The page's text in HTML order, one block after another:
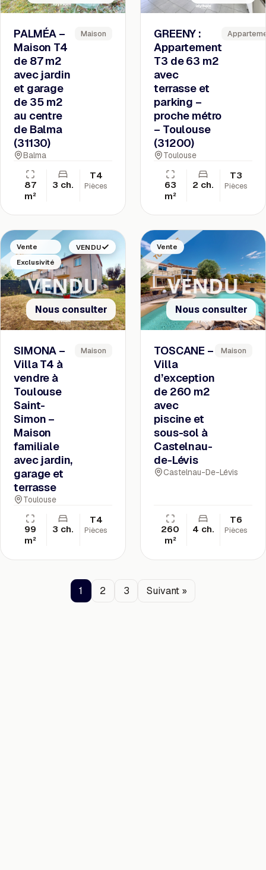
PALMÉA –
Maison T4
de 87 m2
avec jardin
et garage
de 35 m2
au centre
de Balma
(31130)
Maison
Balma
87
m²
3 ch.
T4
Pièces
GREENY :
Appartement
T3 de 63 m2
avec
terrasse et
parking –
proche métro
– Toulouse
(31200)
Toulouse
63
m²
2 ch.
T3
Pièces
Vente
Exclusivité
VENDU
Nous consulter
SIMONA –
Villa T4 à
vendre à
Toulouse
Saint-
Simon –
Maison
familiale
avec jardin,
garage et
terrasse
Maison
Toulouse
99
m²
3 ch.
T4
Pièces
Vente
Nous consulter
TOSCANE –
Villa
d’exception
de 260 m2
avec
piscine et
sous-sol à
Castelnau-
de-Lévis
Maison
Castelnau-De-Lévis
260
m²
4 ch.
T6
Pièces
1 2 3 Suivant »